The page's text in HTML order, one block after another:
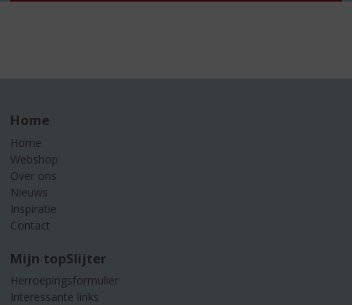
Home
Home
Webshop
Over ons
Nieuws
Inspiratie
Contact
Mijn topSlijter
Herroepingsformulier
Interessante links